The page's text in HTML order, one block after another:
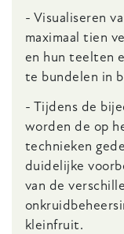
- Visualiseren
maximaal tien
en hun teelten
te bundelen in
- Tijdens de
worden de op
technieken
duidelijke
van de
kleinfruit.